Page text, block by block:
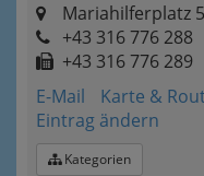
Mariahilferplatz
+43 316 776 288
+43 316 776 289
E-Mail
Karte &
Eintrag ändern
Kategorien